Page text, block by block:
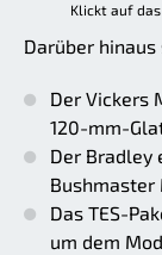
Klickt auf
Darüber
Der Vickers
120-mm-
Der Bradley
Bushmaster
Das TES-
um dem